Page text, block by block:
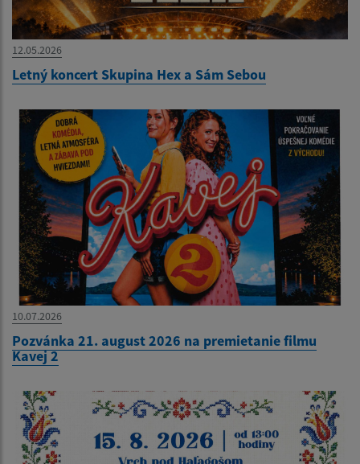
12.05.2026
Letný koncert Skupina Hex a Sám Sebou
10.07.2026
Pozvánka 21. august 2026 na premietanie filmu
Kavej 2